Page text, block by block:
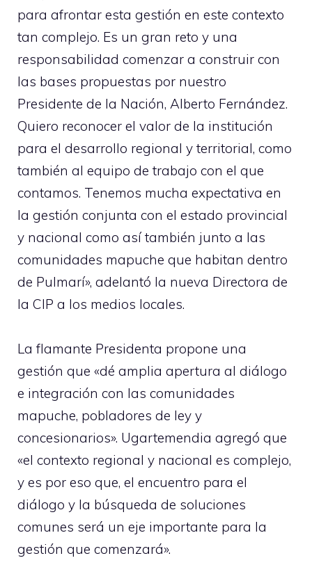
para afrontar esta gestión en este contexto
tan complejo. Es un gran reto y una
responsabilidad comenzar a construir con
las bases propuestas por nuestro
Presidente de la Nación, Alberto Fernández.
Quiero reconocer el valor de la institución
para el desarrollo regional y territorial, como
también al equipo de trabajo con el que
contamos. Tenemos mucha expectativa en
la gestión conjunta con el estado provincial
y nacional como así también junto a las
comunidades mapuche que habitan dentro
de Pulmarí», adelantó la nueva Directora de
la CIP a los medios locales.
La flamante Presidenta propone una
gestión que «dé amplia apertura al diálogo
e integración con las comunidades
mapuche, pobladores de ley y
concesionarios». Ugartemendia agregó que
«el contexto regional y nacional es complejo,
y es por eso que, el encuentro para el
diálogo y la búsqueda de soluciones
comunes será un eje importante para la
gestión que comenzará».